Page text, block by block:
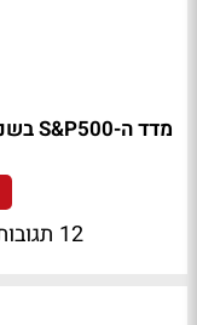
מדד ה-S&P500 בשנה האחרונה:
12 תגובות